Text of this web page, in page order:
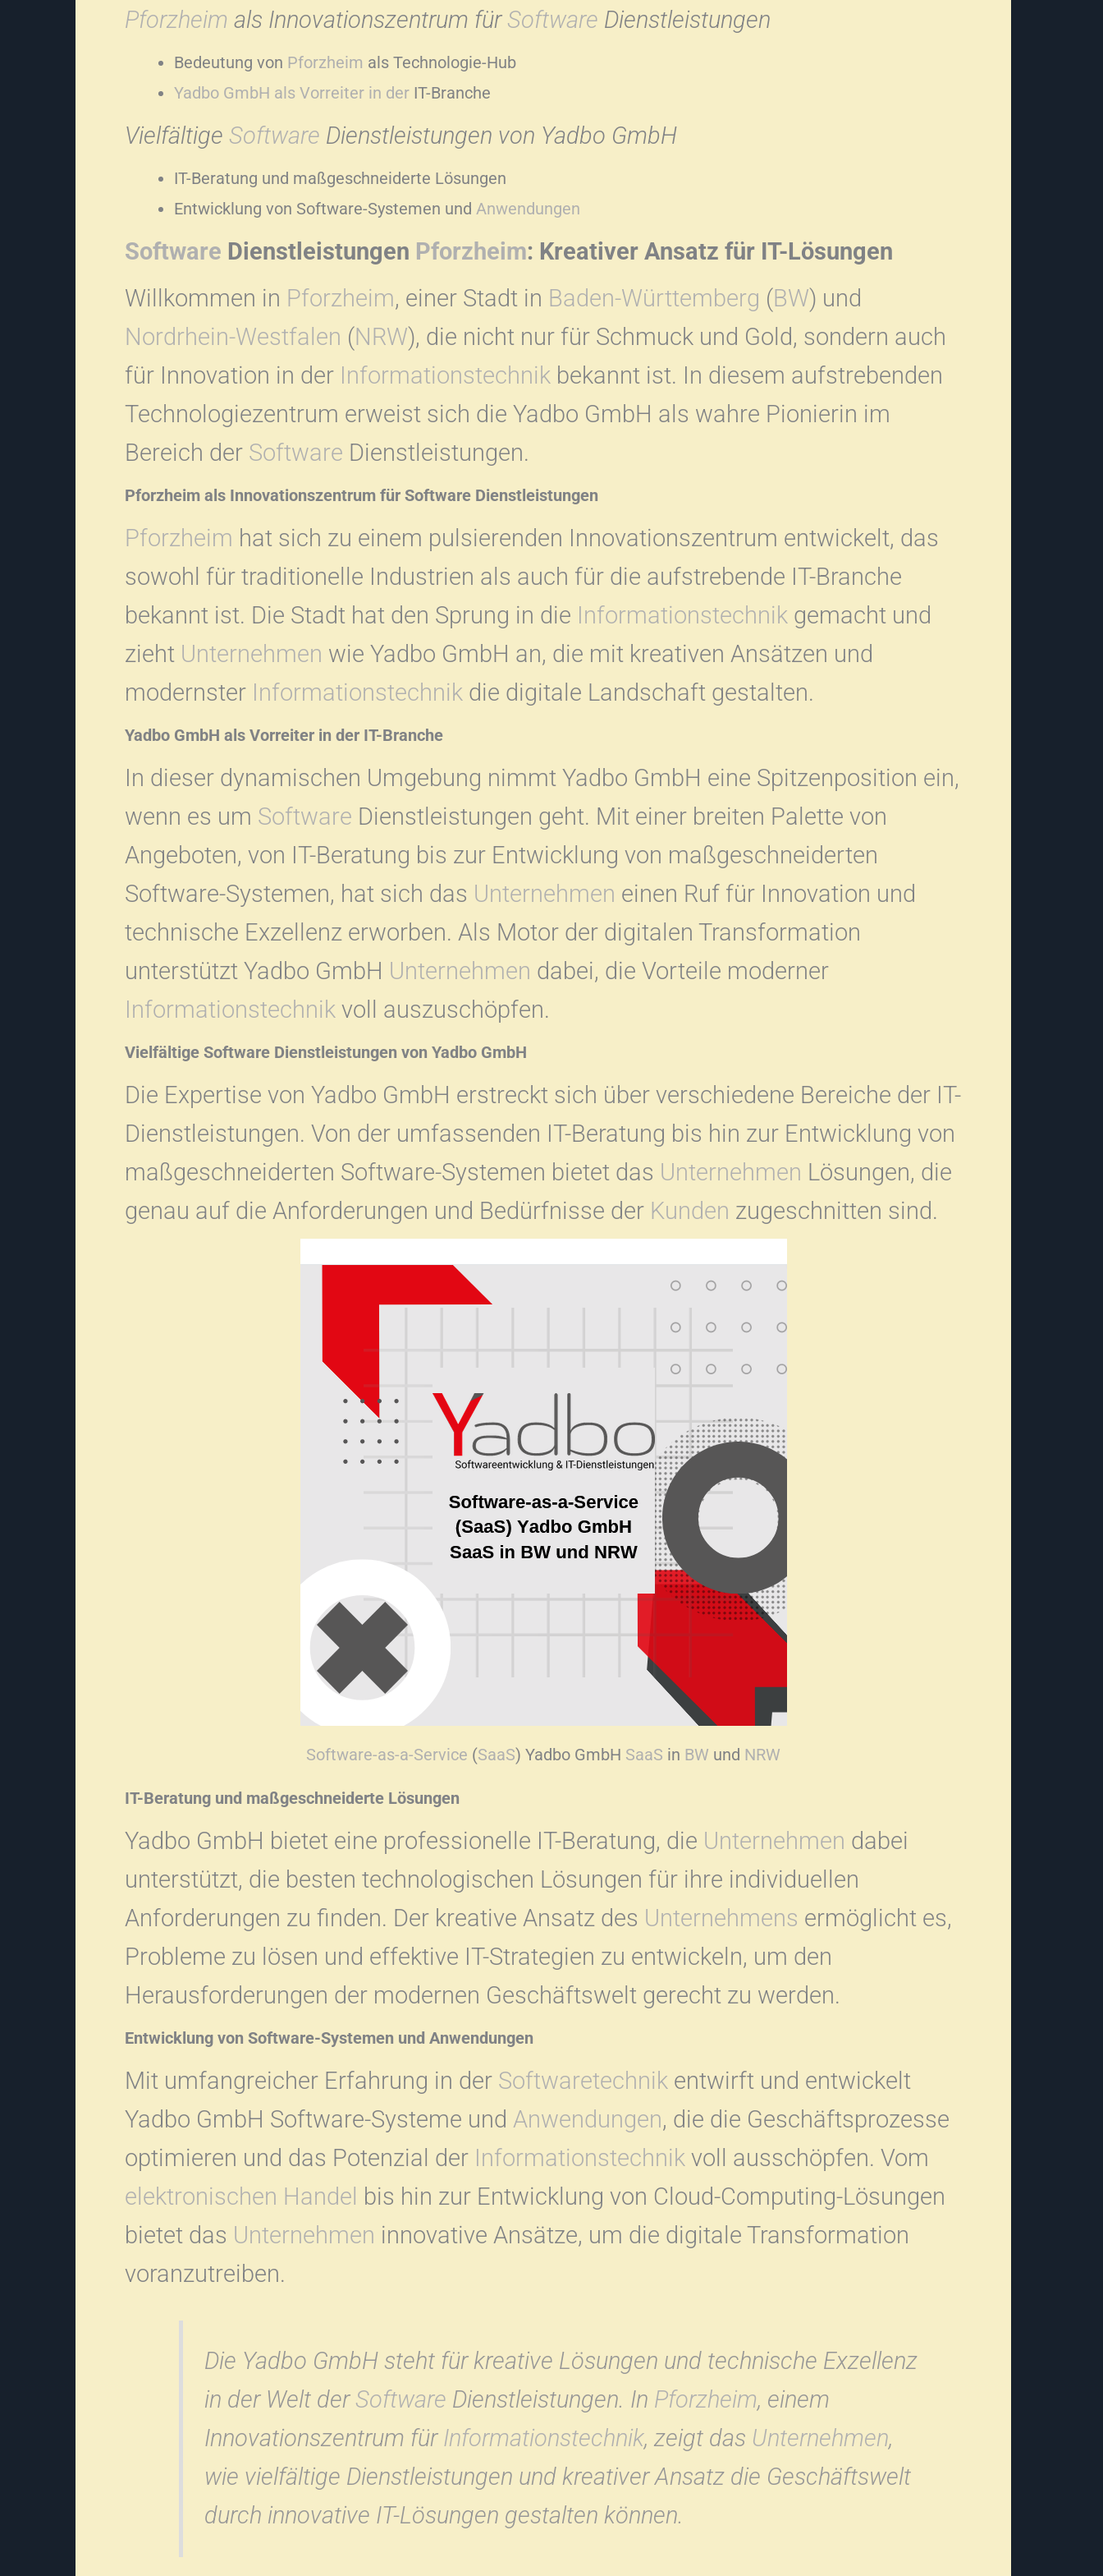
Pforzheim als Innovationszentrum für Software Dienstleistungen
Bedeutung von Pforzheim als Technologie-Hub
Yadbo GmbH als Vorreiter in der IT-Branche
Vielfältige Software Dienstleistungen von Yadbo GmbH
IT-Beratung und maßgeschneiderte Lösungen
Entwicklung von Software-Systemen und Anwendungen
Software Dienstleistungen Pforzheim: Kreativer Ansatz für IT-Lösungen
Willkommen in Pforzheim, einer Stadt in Baden-Württemberg (BW) und
Nordrhein-Westfalen (NRW), die nicht nur für Schmuck und Gold, sondern auch
für Innovation in der Informationstechnik bekannt ist. In diesem aufstrebenden
Technologiezentrum erweist sich die Yadbo GmbH als wahre Pionierin im
Bereich der Software Dienstleistungen.
Pforzheim als Innovationszentrum für Software Dienstleistungen
Pforzheim hat sich zu einem pulsierenden Innovationszentrum entwickelt, das
sowohl für traditionelle Industrien als auch für die aufstrebende IT-Branche
bekannt ist. Die Stadt hat den Sprung in die Informationstechnik gemacht und
zieht Unternehmen wie Yadbo GmbH an, die mit kreativen Ansätzen und
modernster Informationstechnik die digitale Landschaft gestalten.
Yadbo GmbH als Vorreiter in der IT-Branche
In dieser dynamischen Umgebung nimmt Yadbo GmbH eine Spitzenposition ein,
wenn es um Software Dienstleistungen geht. Mit einer breiten Palette von
Angeboten, von IT-Beratung bis zur Entwicklung von maßgeschneiderten
Software-Systemen, hat sich das Unternehmen einen Ruf für Innovation und
technische Exzellenz erworben. Als Motor der digitalen Transformation
unterstützt Yadbo GmbH Unternehmen dabei, die Vorteile moderner
Informationstechnik voll auszuschöpfen.
Vielfältige Software Dienstleistungen von Yadbo GmbH
Die Expertise von Yadbo GmbH erstreckt sich über verschiedene Bereiche der IT-
Dienstleistungen. Von der umfassenden IT-Beratung bis hin zur Entwicklung von
maßgeschneiderten Software-Systemen bietet das Unternehmen Lösungen, die
genau auf die Anforderungen und Bedürfnisse der Kunden zugeschnitten sind.
Software-as-a-Service (SaaS) Yadbo GmbH SaaS in BW und NRW
IT-Beratung und maßgeschneiderte Lösungen
Yadbo GmbH bietet eine professionelle IT-Beratung, die Unternehmen dabei
unterstützt, die besten technologischen Lösungen für ihre individuellen
Anforderungen zu finden. Der kreative Ansatz des Unternehmens ermöglicht es,
Probleme zu lösen und effektive IT-Strategien zu entwickeln, um den
Herausforderungen der modernen Geschäftswelt gerecht zu werden.
Entwicklung von Software-Systemen und Anwendungen
Mit umfangreicher Erfahrung in der Softwaretechnik entwirft und entwickelt
Yadbo GmbH Software-Systeme und Anwendungen, die die Geschäftsprozesse
optimieren und das Potenzial der Informationstechnik voll ausschöpfen. Vom
elektronischen Handel bis hin zur Entwicklung von Cloud-Computing-Lösungen
bietet das Unternehmen innovative Ansätze, um die digitale Transformation
voranzutreiben.
Die Yadbo GmbH steht für kreative Lösungen und technische Exzellenz
in der Welt der Software Dienstleistungen. In Pforzheim, einem
Innovationszentrum für Informationstechnik, zeigt das Unternehmen,
wie vielfältige Dienstleistungen und kreativer Ansatz die Geschäftswelt
durch innovative IT-Lösungen gestalten können.